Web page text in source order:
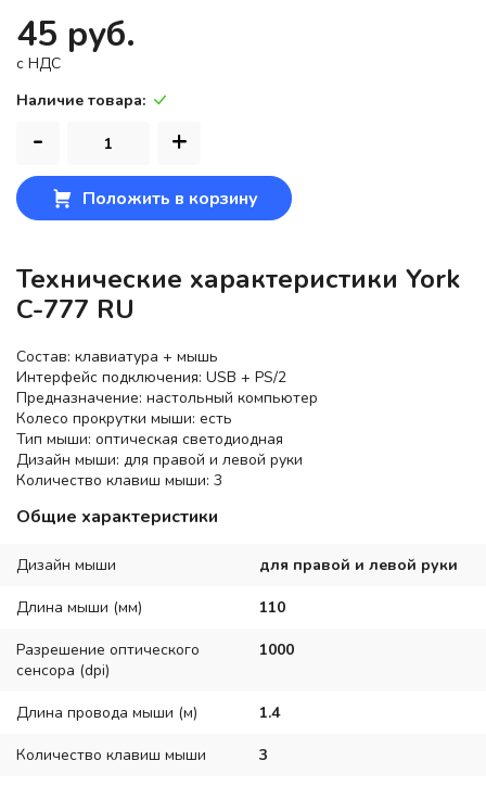
45 руб.
c НДС
Наличие товара:
- +
Положить в корзину
Технические характеристики York
C-777 RU
Состав: клавиатура + мышь
Интерфейс подключения: USB + PS/2
Предназначение: настольный компьютер
Колесо прокрутки мыши: есть
Тип мыши: оптическая светодиодная
Дизайн мыши: для правой и левой руки
Количество клавиш мыши: 3
Общие характеристики
Дизайн мыши для правой и левой руки
Длина мыши (мм) 110
Разрешение оптического
сенсора (dpi)
1000
Длина провода мыши (м) 1.4
Количество клавиш мыши 3